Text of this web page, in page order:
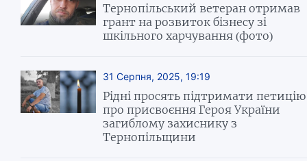
Тернопільський ветеран отримав
грант на розвиток бізнесу зі
шкільного харчування (фото)
31 Серпня, 2025, 19:19
Рідні просять підтримати петицію
про присвоєння Героя України
загиблому захиснику з
Тернопільщини